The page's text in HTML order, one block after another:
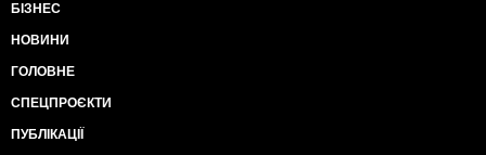
БІЗНЕС
НОВИНИ
ГОЛОВНЕ
СПЕЦПРОЄКТИ
ПУБЛІКАЦІЇ